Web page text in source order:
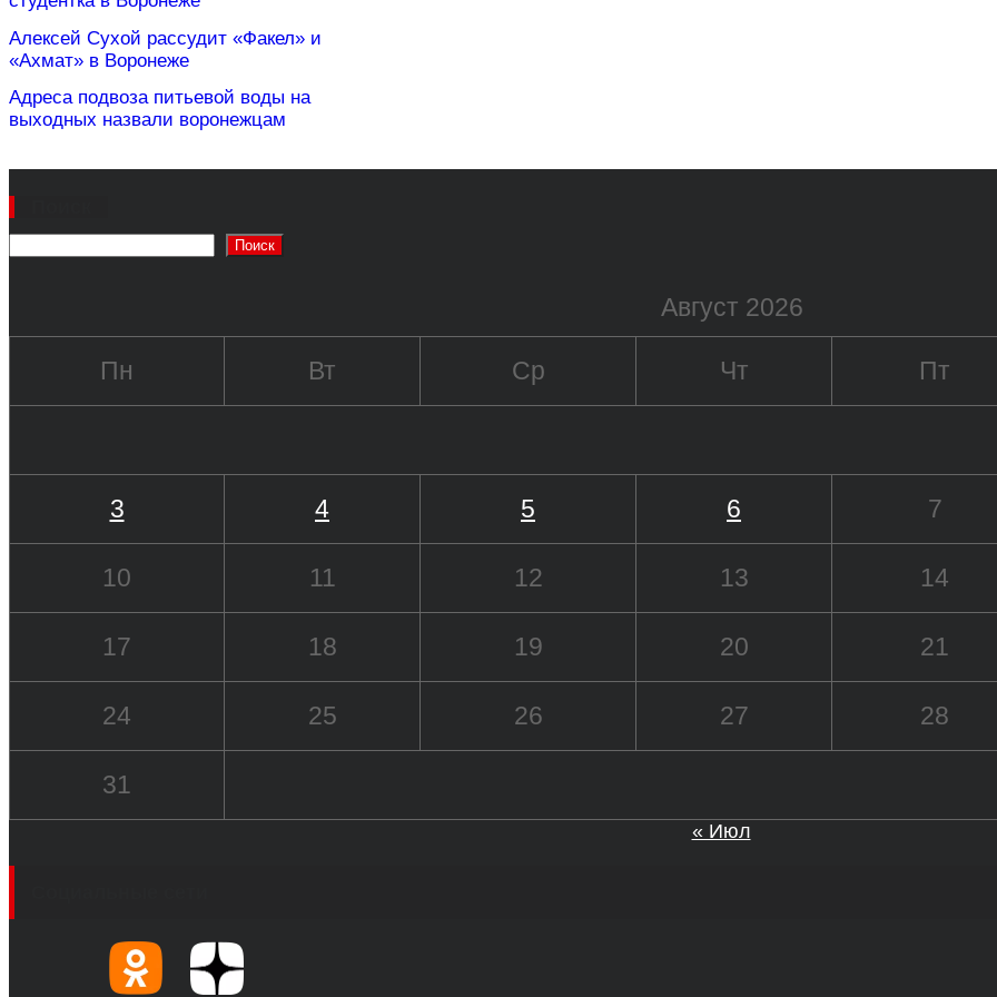
Алексей Сухой рассудит «Факел» и
«Ахмат» в Воронеже
Адреса подвоза питьевой воды на
выходных назвали воронежцам
Поиск
Август 2026
Пн Вт Ср Чт Пт
3 4 5 6 7
10 11 12 13 14
17 18 19 20 21
24 25 26 27 28
31
« Июл